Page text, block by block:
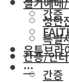
간증
유튜브라
···
성탄
특별
간증/인
간증